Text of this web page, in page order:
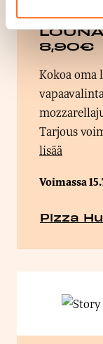
8,90€
Kokoa oma lounaspizzasi; yksi
Tarjous
lisää
Voimassa
Pizza